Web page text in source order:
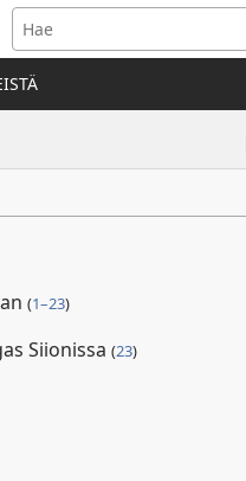
(1–23)
Siionissa (23)